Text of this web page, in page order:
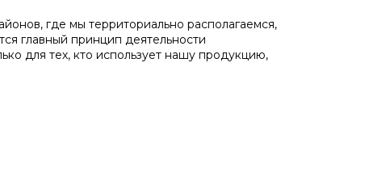
где мы территориально располагаемся,
главный принцип деятельности
для тех, кто использует нашу продукцию,